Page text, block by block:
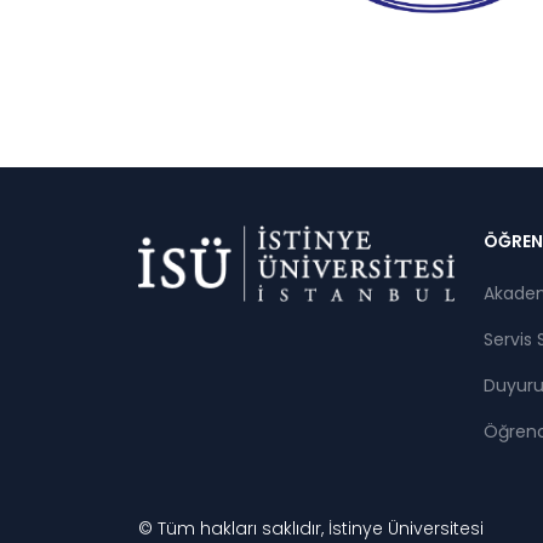
Servis
© Tüm hakları saklıdır, İstinye Üniversitesi